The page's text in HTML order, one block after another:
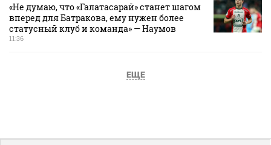
«Не думаю, что «Галатасарай» станет шагом
вперед для Батракова, ему нужен более
статусный клуб и команда» — Наумов
11:36
ЕЩЕ